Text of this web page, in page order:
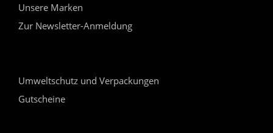
Unsere Marken
Zur Newsletter-Anmeldung
Umweltschutz und Verpackungen
Gutscheine